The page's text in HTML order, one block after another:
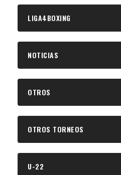
LIGA4BOXING
NOTICIAS
OTROS
OTROS TORNEOS
U-22